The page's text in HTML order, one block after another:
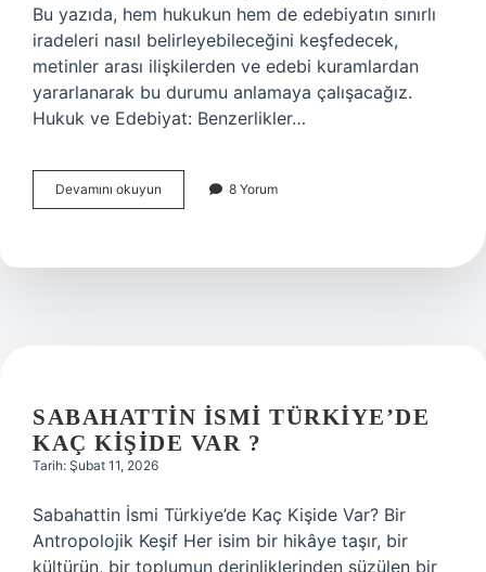
Bu yazıda, hem hukukun hem de edebiyatın sınırlı
iradeleri nasıl belirleyebileceğini keşfedecek,
metinler arası ilişkilerden ve edebi kuramlardan
yararlanarak bu durumu anlamaya çalışacağız.
Hukuk ve Edebiyat: Benzerlikler…
Devamını okuyun Tarafların
üzerinde
edemeyeceği
8 Yorum
SABAHATTIN ISMI TÜRKIYE’DE
KAÇ KIŞIDE VAR ?
Tarih: Şubat 11, 2026
Sabahattin İsmi Türkiye’de Kaç Kişide Var? Bir
Antropolojik Keşif Her isim bir hikâye taşır, bir
kültürün, bir toplumun derinliklerinden süzülen bir